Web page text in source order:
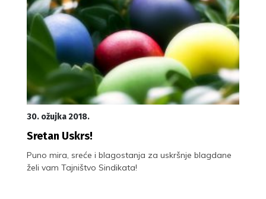
30. ožujka 2018.
Sretan Uskrs!
Puno mira, sreće i blagostanja za uskršnje blagdane
želi vam Tajništvo Sindikata!